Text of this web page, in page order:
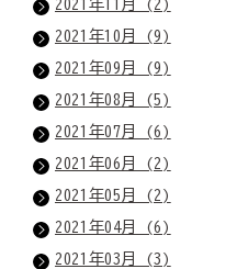
2021年11月 (2)
2021年10月 (9)
2021年09月 (9)
2021年08月 (5)
2021年07月 (6)
2021年06月 (2)
2021年05月 (2)
2021年04月 (6)
2021年03月 (3)